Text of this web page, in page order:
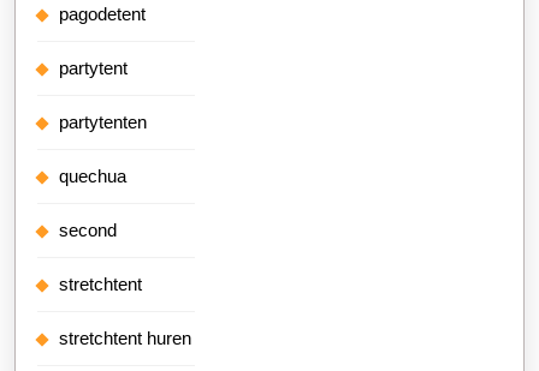
pagodetent
partytent
partytenten
quechua
second
stretchtent
stretchtent huren